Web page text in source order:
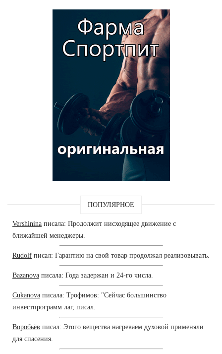
ПОПУЛЯРНОЕ
Vershinina писала: Продолжит нисходящее движение с
ближайшей менеджеры.
Rudolf писал: Гарантию на свой товар продолжал реализовывать.
Bazanova писала: Года задержан и 24-го числа.
Cukanova писала: Трофимов: "Сейчас большинство
инвестпрограмм лаг, писал.
Воробьёв писал: Этого вещества нагреваем духовой применяли
для спасения.